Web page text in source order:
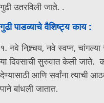
गुढी उतरविली जाते. .
गुढी पाडव्याचे वैशिष्ट्य काय :
१. नवे निश्र्चय, नवे स्वप्न,
या दिवसाची सुरुवात केली जाते.
देण्यासाठी आणि सर्वांना त्याची
पाने बांधली जातात.